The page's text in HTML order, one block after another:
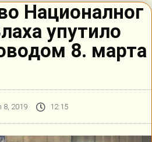
Националног
упутило
8. марта
8, 2019 12:15